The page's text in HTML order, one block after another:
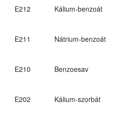
E212 Kálium-benzoát
E211 Nátrium-benzoát
E210 Benzoesav
E202 Kálium-szorbát